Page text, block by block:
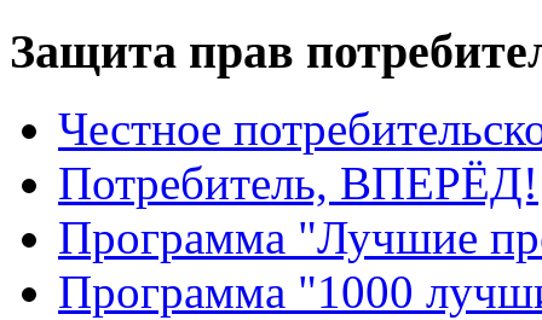
Защита прав
Честное
Потребитель, ВПЕРЁД!
Программа "Лучшие
Программа "1000